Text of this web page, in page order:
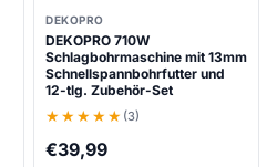
DEKOPRO
DEKOPRO 710W
Schlagbohrmaschine mit 13mm
Schnellspannbohrfutter und
12-tlg. Zubehör-Set
(3)
€39,99